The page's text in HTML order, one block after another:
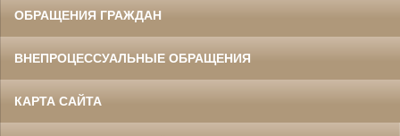
ОБРАЩЕНИЯ ГРАЖДАН
ВНЕПРОЦЕССУАЛЬНЫЕ ОБРАЩЕНИЯ
КАРТА САЙТА